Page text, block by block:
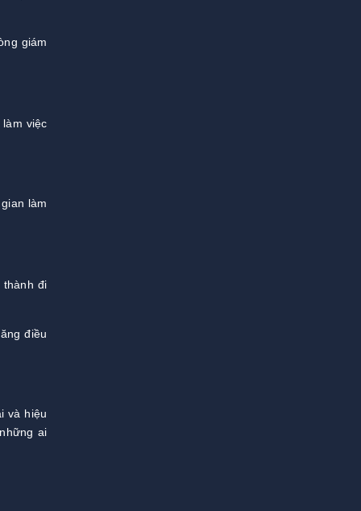
giám
việc
làm
đi
điều
và hiệu
ai